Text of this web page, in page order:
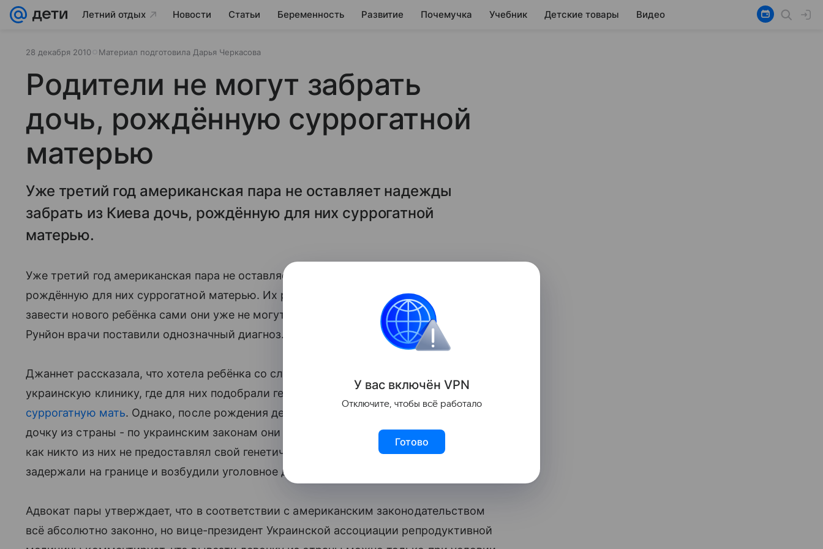
Летний отдых Новости Статьи Беременность Развитие Почемучка Учебник Детские товары Видео
28 декабря 2010 Материал подготовила Дарья Черкасова
Родители не могут забрать
дочь, рождённую суррогатной
матерью
Уже третий год американская пара не оставляет надежды
забрать из Киева дочь, рождённую для них суррогатной
матерью.
Уже третий год американская пара не оставляет надежды забрать из Киева дочь,
рождённую для них суррогатной матерью. Их родная дочь погибла 8 лет назад, но
завести нового ребёнка сами они уже не могут - при обследовании 56-летней Джанет
Рунйон врачи поставили однозначный диагноз.
Джаннет рассказала, что хотела ребёнка со славянским генотипом, поэтому выбрали
украинскую клинику, где для них подобрали генетический материал и будущую
суррогатную мать. Однако, после рождения девочки американцы не смогли вывезти
дочку из страны - по украинским законам они не могут считаться её родителями, так
как никто из них не предоставлял свой генетический материал, поэтому их
задержали на границе и возбудили уголовное дело по статье «торговля людьми».
Адвокат пары утверждает, что в соответствии с американским законодательством
всё абсолютно законно, но вице-президент Украинской ассоциации репродуктивной
У вас включён VPN
Отключите, чтобы всё работало
Готово